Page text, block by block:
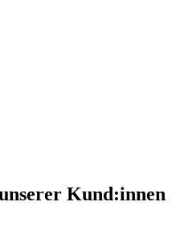
Kund:innen